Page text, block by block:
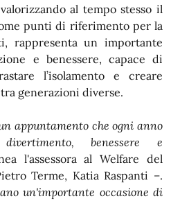
al tempo stesso il
punti di riferimento per la
rappresenta un importante
e benessere, capace di
l’isolamento e creare
generazioni diverse.
appuntamento che ogni anno
benessere e
l'assessora al Welfare del
Terme, Katia Raspanti –.
un'importante occasione di